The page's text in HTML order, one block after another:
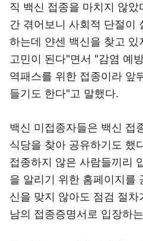
직 백신 접종을 마치지 않
간 겪어보니 사회적 단절이
하는데 얀센 백신을 찾고
고민이 된다"면서 "감염 예
역패스를 위한 접종이라 앞
들기도 한다"고 말했다.
백신 미접종자들은 백신 접
식당을 찾아 공유하기도 했
접종하지 않은 사람들끼리
을 알리기 위한 홈페이지를
신을 맞지 않아도 점검 절차
남의 접종증명서로 입장하